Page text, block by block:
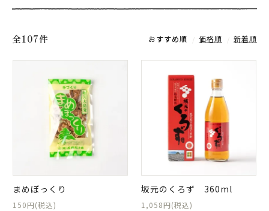
全107件 おすすめ順 価格順 新着順
まめぼっくり
150円(税込)
坂元のくろず 360ml
1,058円(税込)